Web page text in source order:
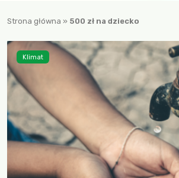
Strona główna » 500 zł na dziecko
Klimat